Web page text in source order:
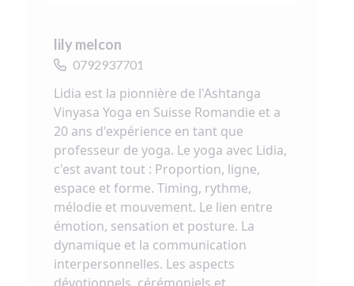
lily melcon
0792937701
Lidia est la pionnière de l'Ashtanga
Vinyasa Yoga en Suisse Romandie et a
20 ans d'expérience en tant que
professeur de yoga. Le yoga avec Lidia,
c'est avant tout : Proportion, ligne,
espace et forme. Timing, rythme,
mélodie et mouvement. Le lien entre
émotion, sensation et posture. La
dynamique et la communication
interpersonnelles. Les aspects